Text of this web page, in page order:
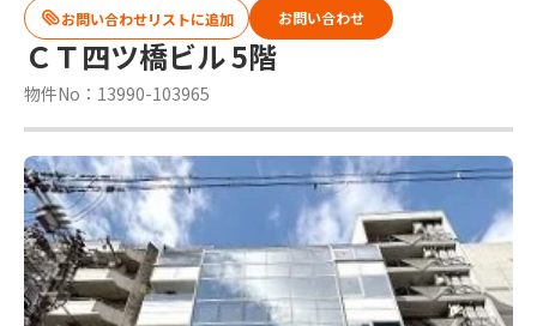
ＣＴ四ツ橋ビル 5階
物件No：13990-103965
お問い合わせ